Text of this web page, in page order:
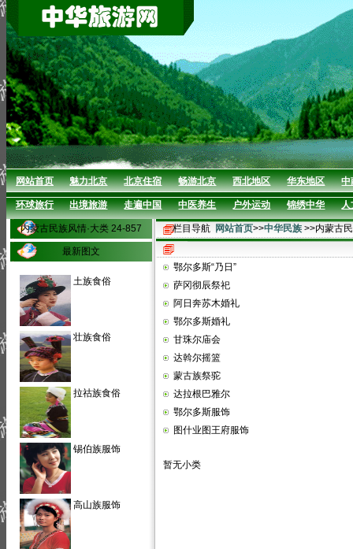
网站首页 魅力北京 北京住宿 畅游北京 西北地区 华东地区 中
环球旅行 出境旅游 走遍中国 中医养生 户外运动 锦绣中华 人
内蒙古民族风情·大类 24-857
最新图文
土族食俗
壮族食俗
拉祜族食俗
锡伯族服饰
高山族服饰
栏目导航 网站首页>>中华民族 >>内蒙古
鄂尔多斯“乃日”
萨冈彻辰祭祀
阿日奔苏木婚礼
鄂尔多斯婚礼
甘珠尔庙会
达斡尔摇篮
蒙古族祭驼
达拉根巴雅尔
鄂尔多斯服饰
图什业图王府服饰
暂无小类